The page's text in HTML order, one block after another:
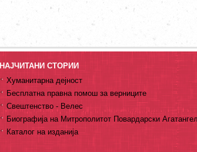
НАЈЧИТАНИ СТОРИИ
Хуманитарна дејност
Бесплатна правна помош за верниците
Свештенство - Велес
Биографија на Митрополитот Повардарски Агатангел
Каталог на изданија